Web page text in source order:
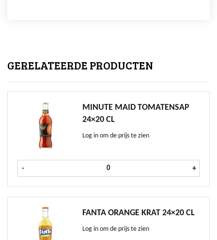
GERELATEERDE PRODUCTEN
MINUTE MAID TOMATENSAP
24×20 CL
Log in om de prijs te zien
- Minute Maid Tomatensap 24x20 cl
+
FANTA ORANGE KRAT 24×20 CL
Log in om de prijs te zien